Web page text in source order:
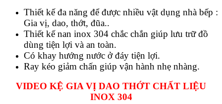
Thiết kế đa năng để được nhiều vật dụng nhà bếp :
Gia vị, dao, thớt, đũa..
Thiết kế nan inox 304 chắc chắn giúp lưu trữ đồ
dùng tiện lợi và an toàn.
Có khay hướng nước ở đáy tiện lợi.
Ray kéo giảm chấn giúp vận hành nhẹ nhàng.
VIDEO KỆ GIA VỊ DAO THỚT CHẤT LIỆU
INOX 304